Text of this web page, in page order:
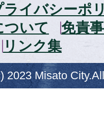
ライバシーポ
ついて
免責
リンク集
2023 Misato